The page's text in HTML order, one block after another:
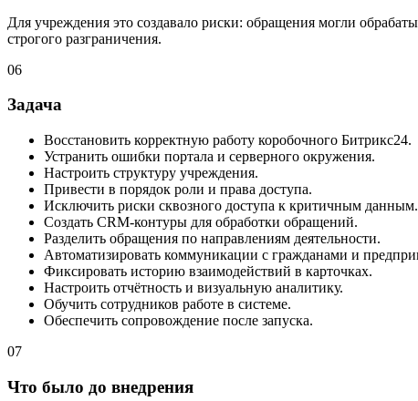
Для учреждения это создавало риски: обращения могли
строгого разграничения.
06
Задача
Восстановить корректную работу коробочного Битрикс24.
Устранить ошибки портала и серверного окружения.
Настроить структуру учреждения.
Привести в порядок роли и права доступа.
Исключить риски сквозного доступа к критичным данным.
Создать CRM-контуры для обработки обращений.
Разделить обращения по направлениям деятельности.
Автоматизировать коммуникации с гражданами и
Фиксировать историю взаимодействий в карточках.
Настроить отчётность и визуальную аналитику.
Обучить сотрудников работе в системе.
Обеспечить сопровождение после запуска.
07
Что было до внедрения